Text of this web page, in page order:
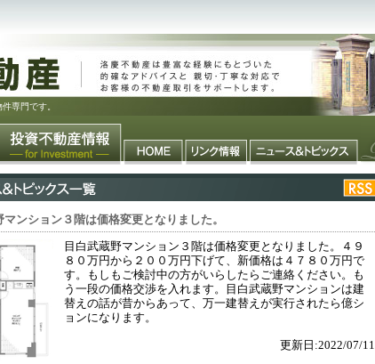
専門です。
マンション３階は価格変更となりました。
目白武蔵野マンション３階は価格変更となりました。４９
８０万円から２００万円下げて、新価格は４７８０万円で
す。もしもご検討中の方がいらしたらご連絡ください。も
う一段の価格交渉を入れます。目白武蔵野マンションは建
替えの話が昔からあって、万一建替えが実行されたら億シ
ョンになります。
更新日:2022/07/11